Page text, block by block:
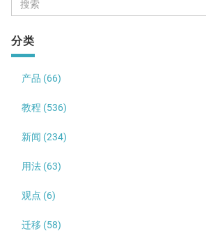
分类
产品 (66)
教程 (536)
新闻 (234)
用法 (63)
观点 (6)
迁移 (58)